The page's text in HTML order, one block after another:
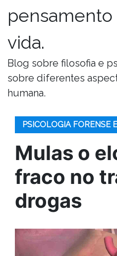
pensamento
vida.
Blog sobre filosofia e
sobre diferentes
humana.
PSICOLOGIA FORENSE
Mulas o
fraco no
drogas